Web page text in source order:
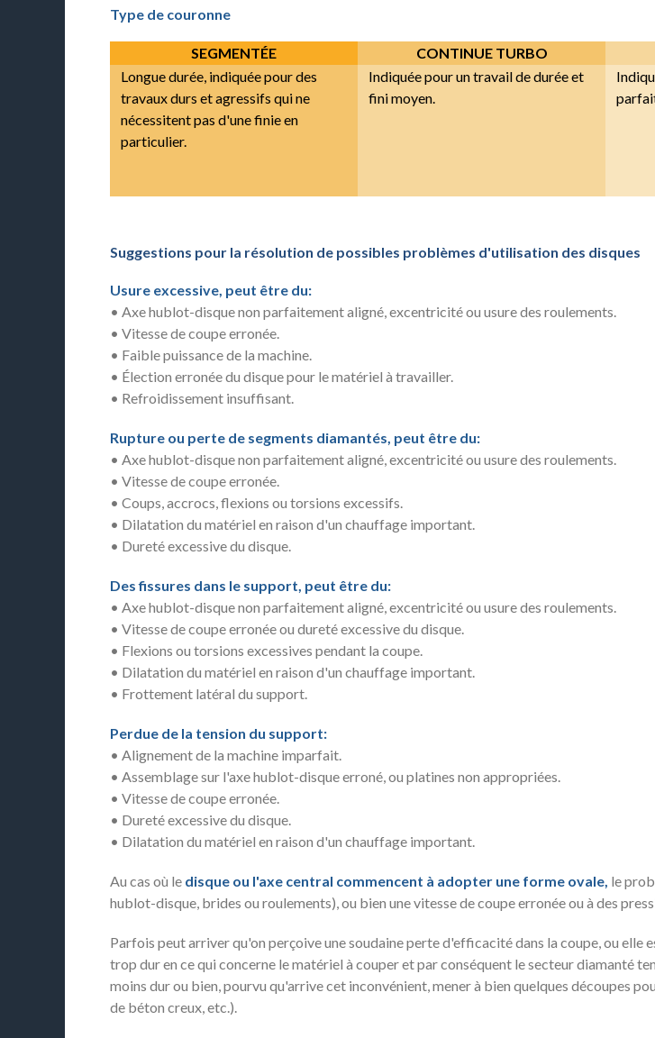
Type de couronne
SEGMENTÉE CONTINUE TURBO
Longue durée, indiquée pour des
travaux durs et agressifs qui ne
nécessitent pas d'une finie en
particulier.
Indiquée pour un travail de durée et
fini moyen.
Suggestions pour la résolution de possibles problèmes d'utilisation des disques
Usure excessive, peut être du:
• Axe hublot-disque non parfaitement aligné, excentricité ou usure des roulements.
• Vitesse de coupe erronée.
• Faible puissance de la machine.
• Élection erronée du disque pour le matériel à travailler.
• Refroidissement insuffisant.
Rupture ou perte de segments diamantés, peut être du:
• Axe hublot-disque non parfaitement aligné, excentricité ou usure des roulements.
• Vitesse de coupe erronée.
• Coups, accrocs, flexions ou torsions excessifs.
• Dilatation du matériel en raison d'un chauffage important.
• Dureté excessive du disque.
Des fissures dans le support, peut être du:
• Axe hublot-disque non parfaitement aligné, excentricité ou usure des roulements.
• Vitesse de coupe erronée ou dureté excessive du disque.
• Flexions ou torsions excessives pendant la coupe.
• Dilatation du matériel en raison d'un chauffage important.
• Frottement latéral du support.
Perdue de la tension du support:
• Alignement de la machine imparfait.
• Assemblage sur l'axe hublot-disque erroné, ou platines non appropriées.
• Vitesse de coupe erronée.
• Dureté excessive du disque.
• Dilatation du matériel en raison d'un chauffage important.
Au cas où le disque ou l'axe central commencent à adopter une forme ovale, le
hublot-disque, brides ou roulements), ou bien une vitesse de coupe erronée ou à des
Parfois peut arriver qu'on perçoive une soudaine perte d'efficacité dans la coupe, ou elle
trop dur en ce qui concerne le matériel à couper et par conséquent le secteur diamanté
moins dur ou bien, pourvu qu'arrive cet inconvénient, mener à bien quelques découpes
de béton creux, etc.).